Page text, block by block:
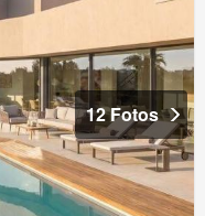
12 Fotos